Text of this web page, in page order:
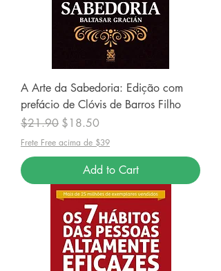
A Arte da Sabedoria: Edição com
prefácio de Clóvis de Barros Filho
Regular Price
$21.90 Sale Price
$18.50
Frete Free acima de $39
Add to Cart